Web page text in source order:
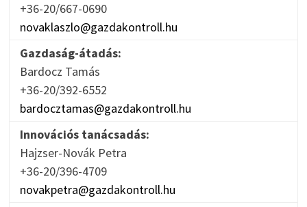
+36-20/667-0690
novaklaszlo@gazdakontroll.hu
Gazdaság-átadás:
Bardocz Tamás
+36-20/392-6552
bardocztamas@gazdakontroll.hu
Innovációs tanácsadás:
Hajzser-Novák Petra
+36-20/396-4709
novakpetra@gazdakontroll.hu